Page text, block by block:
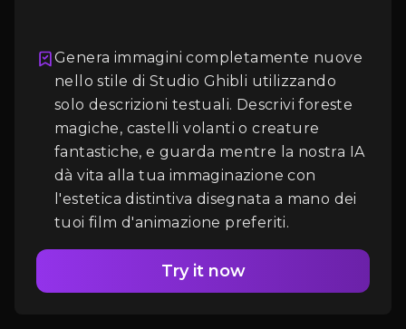
Genera immagini completamente nuove
nello stile di Studio Ghibli utilizzando
solo descrizioni testuali. Descrivi foreste
magiche, castelli volanti o creature
fantastiche, e guarda mentre la nostra IA
dà vita alla tua immaginazione con
l'estetica distintiva disegnata a mano dei
tuoi film d'animazione preferiti.
Try it now
Accesso